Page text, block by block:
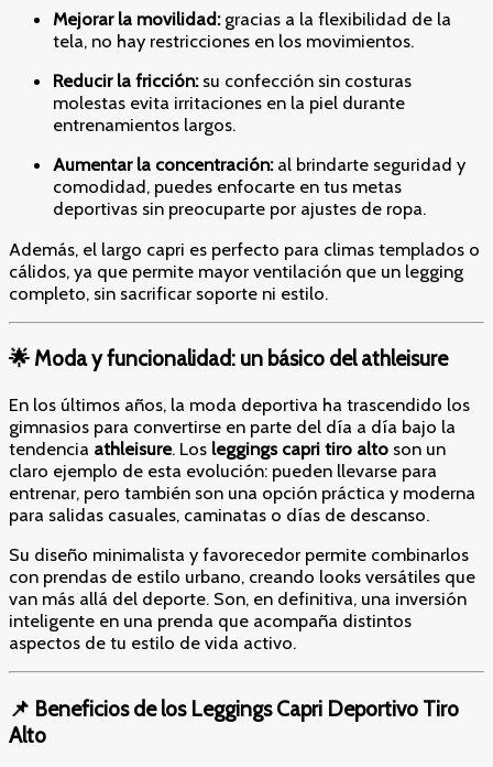
Mejorar la movilidad:gracias a la flexibilidad de la
tela, no hay restricciones en los movimientos.
Reducir la fricción:su confección sin costuras
molestas evita irritaciones en la piel durante
entrenamientos largos.
Aumentar la concentración:al brindarte seguridad y
comodidad, puedes enfocarte en tus metas
deportivas sin preocuparte por ajustes de ropa.
Además, el largo capri es perfecto para climas templados o
cálidos, ya que permite mayor ventilación que un legging
completo, sin sacrificar soporte ni estilo.
🌟 Moda y funcionalidad: un básico del athleisure
En los últimos años, la moda deportiva ha trascendido los
gimnasios para convertirse en parte del día a día bajo la
tendencia athleisure. Los leggings capri tiro alto son un
claro ejemplo de esta evolución: pueden llevarse para
entrenar, pero también son una opción práctica y moderna
para salidas casuales, caminatas o días de descanso.
Su diseño minimalista y favorecedor permite combinarlos
con prendas de estilo urbano, creando looks versátiles que
van más allá del deporte. Son, en definitiva, una inversión
inteligente en una prenda que acompaña distintos
aspectos de tu estilo de vida activo.
📌 Beneficios de los Leggings Capri Deportivo Tiro
Alto